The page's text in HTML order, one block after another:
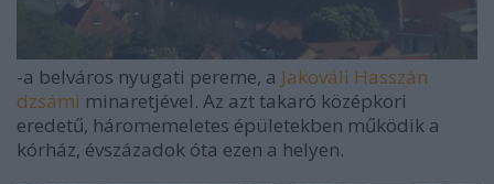
-a belváros nyugati pereme, a Jakováli Hasszán
dzsámi minaretjével. Az azt takaró középkori
eredetű, háromemeletes épületekben működik a
kórház, évszázadok óta ezen a helyen.